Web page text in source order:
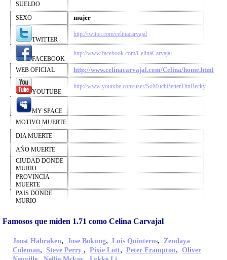
SUELDO
SEXO
mujer
TWITTER
http://twitter.com/celinacarvajal
FACEBOOK
http://www.facebook.com/CelinaCarvajal
WEB OFICIAL http://www.celinacarvajal.com/Celina/home.html
YOUTUBE
http://www.youtube.com/user/SoMuchBetterThnBecky
MY SPACE
MOTIVO MUERTE
DIA MUERTE
AÑO MUERTE
CIUDAD DONDE
MURIO
PROVINCIA
MUERTE
PAIS DONDE
MURIO
Famosos que miden 1.71 como Celina Carvajal
Joost Habraken, Jose Bokung, Luis Quinteros, Zendaya
Coleman, Steve Perry , Pixie Lott, Peter Frampton, Oliver